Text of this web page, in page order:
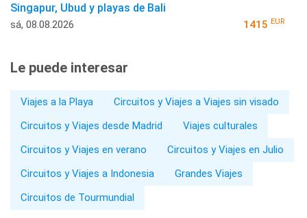
Singapur, Ubud y playas de Bali
sá, 08.08.2026 1415 EUR
Le puede interesar
Viajes a la Playa
Circuitos y Viajes a Viajes sin visado
Circuitos y Viajes desde Madrid
Viajes culturales
Circuitos y Viajes en verano
Circuitos y Viajes en Julio
Circuitos y Viajes a Indonesia
Grandes Viajes
Circuitos de Tourmundial